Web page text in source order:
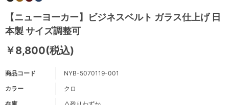
【ニューヨーカー】ビジネスベルト ガラス仕上げ 日
本製 サイズ調整可
￥8,800(税込)
商品コード
NYB-5070119-001
カラー
クロ